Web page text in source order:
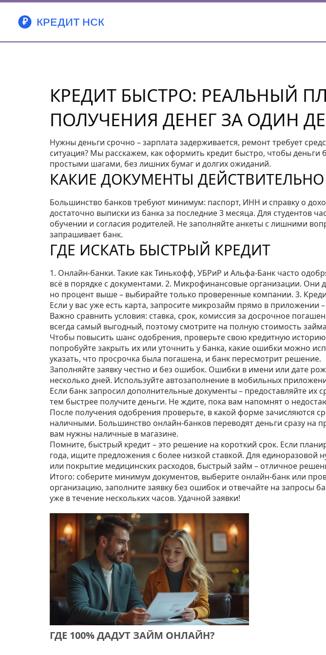
КРЕДИТ БЫСТРО: РЕАЛЬНЫЙ
ПОЛУЧЕНИЯ ДЕНЕГ ЗА ОДИН
Нужны деньги срочно – зарплата задерживается, ремонт требует
ситуация? Мы расскажем, как оформить кредит быстро, чтобы деньги
простыми шагами, без лишних бумаг и долгих ожиданий.
КАКИЕ ДОКУМЕНТЫ
Большинство банков требуют минимум: паспорт, ИНН и справку о
достаточно выписки из банка за последние 3 месяца. Для студентов
обучении и согласия родителей. Не заполняйте анкеты с лишними
запрашивает банк.
ГДЕ ИСКАТЬ БЫСТРЫЙ КРЕДИТ
1. Онлайн‑банки. Такие как Тинькофф, УБРиР и Альфа‑Банк часто
всё в порядке с документами. 2. Микрофинансовые организации. Они
но процент выше – выбирайте только проверенные компании. 3.
Если у вас уже есть карта, запросите микрозайм прямо в приложении
Важно сравнить условия: ставка, срок, комиссия за досрочное
всегда самый выгодный, поэтому смотрите на полную стоимость
Чтобы повысить шанс одобрения, проверьте свою кредитную историю
попробуйте закрыть их или уточнить у банка, какие ошибки можно
указать, что просрочка была погашена, и банк пересмотрит решение.
Заполняйте заявку честно и без ошибок. Ошибки в имени или дате
несколько дней. Используйте автозаполнение в мобильных
Если банк запросил дополнительные документы – предоставляйте их
тем быстрее получите деньги. Не ждите, пока вам напомнят о
После получения одобрения проверьте, в какой форме зачисляются
наличными. Большинство онлайн‑банков переводят деньги сразу на
вам нужны наличные в магазине.
Помните, быстрый кредит – это решение на короткий срок. Если
года, ищите предложения с более низкой ставкой. Для единоразовой
или покрытие медицинских расходов, быстрый займ – отличное
Итого: соберите минимум документов, выберите онлайн‑банк или
организацию, заполните заявку без ошибок и отвечайте на запросы
уже в течение нескольких часов. Удачной заявки!
ГДЕ 100% ДАДУТ ЗАЙМ ОНЛАЙН?